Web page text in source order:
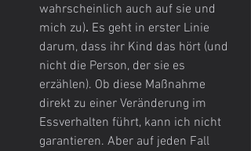
wahrscheinlich auch auf sie und
mich zu). Es geht in erster Linie
darum, dass ihr Kind das hört (und
nicht die Person, der sie es
erzählen). Ob diese Maßnahme
direkt zu einer Veränderung im
Essverhalten führt, kann ich nicht
garantieren. Aber auf jeden Fall